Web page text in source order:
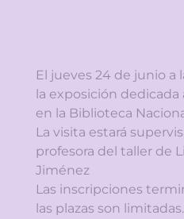
El jueves 24 de junio a
la exposición dedicada
en la Biblioteca
La visita estará
profesora del taller de
Jiménez
Las inscripciones
las plazas son limitadas.